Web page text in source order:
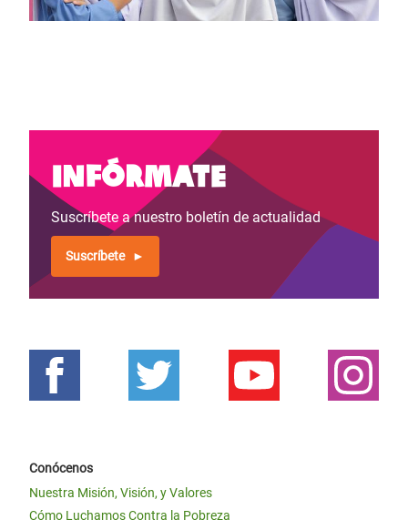
Infórmate
Suscríbete a nuestro boletín de actualidad
Suscríbete
Conócenos
Nuestra Misión, Visión, y Valores
Cómo Luchamos Contra la Pobreza